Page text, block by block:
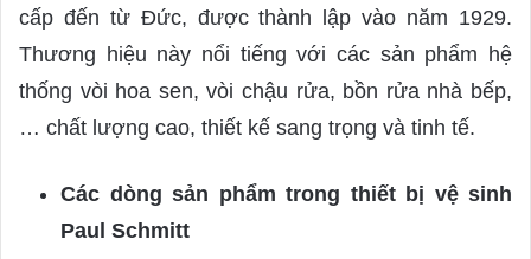
cấp đến từ Đức, được thành lập vào năm 1929.
Thương hiệu này nổi tiếng với các sản phẩm hệ
thống vòi hoa sen, vòi chậu rửa, bồn rửa nhà bếp,
… chất lượng cao, thiết kế sang trọng và tinh tế.
Các dòng sản phẩm trong thiết bị vệ sinh
Paul Schmitt